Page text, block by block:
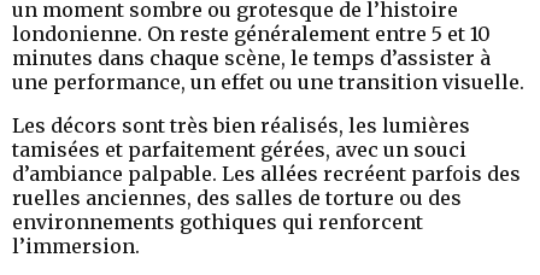
un moment sombre ou grotesque de l’histoire
londonienne. On reste généralement entre 5 et 10
minutes dans chaque scène, le temps d’assister à
une performance, un effet ou une transition visuelle.
Les décors sont très bien réalisés, les lumières
tamisées et parfaitement gérées, avec un souci
d’ambiance palpable. Les allées recréent parfois des
ruelles anciennes, des salles de torture ou des
environnements gothiques qui renforcent
l’immersion.